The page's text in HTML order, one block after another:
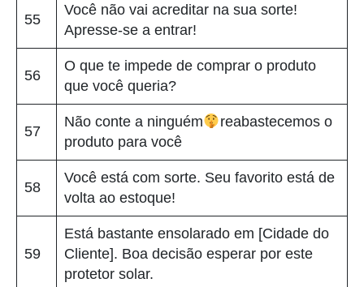
55
Você não vai acreditar na sua sorte!
Apresse-se a entrar!
56
O que te impede de comprar o produto
que você queria?
57
Não conte a ninguém
reabastecemos o
produto para você
58
Você está com sorte. Seu favorito está de
volta ao estoque!
59
Está bastante ensolarado em [Cidade do
Cliente]. Boa decisão esperar por este
protetor solar.